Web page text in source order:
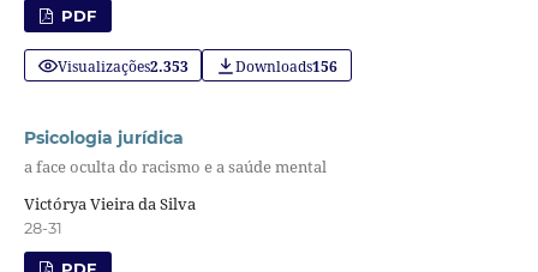
PDF
Visualizações2.353 Downloads156
Psicologia jurídica
a face oculta do racismo e a saúde mental
Victórya Vieira da Silva
28-31